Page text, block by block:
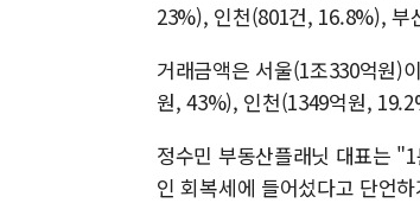
23%), 인천(801건, 16.8%), 부
거래금액은 서울(1조330억원)
원, 43%), 인천(1349억원,
정수민 부동산플래닛 대표는
인 회복세에 들어섰다고 단언